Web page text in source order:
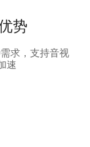
势
求，支持音视
速